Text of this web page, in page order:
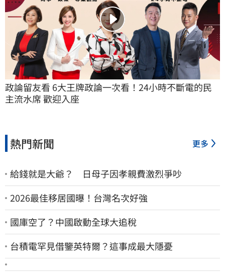
政論留友看 6大王牌政論一次看！24小時不斷電的民
主流水席 歡迎入座
熱門新聞 更多
給錢就是大爺？ 日母子因孝親費激烈爭吵
2026最佳移居國曝！台灣名次好強
國庫空了？中國啟動全球大追稅
台積電罕見借鑒英特爾？這事成最大隱憂